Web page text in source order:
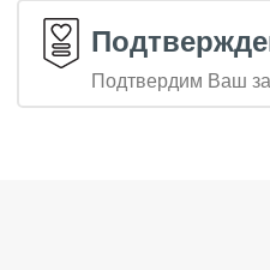
Подтвердим Ваш